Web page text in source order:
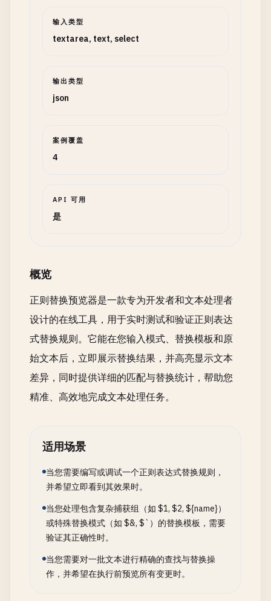
输入类型
textarea, text, select
输出类型
json
案例覆盖
4
API 可用
是
概览
正则替换预览器是一款专为开发者和文本处理者
设计的在线工具，用于实时测试和验证正则表达
式替换规则。它能在您输入模式、替换模板和原
始文本后，立即展示替换结果，并高亮显示文本
差异，同时提供详细的匹配与替换统计，帮助您
精准、高效地完成文本处理任务。
适用场景
当您需要编写或调试一个正则表达式替换规则，
并希望立即看到其效果时。
当您处理包含复杂捕获组（如 $1, $2, ${name}）
或特殊替换模式（如 $&, $`）的替换模板，需要
验证其正确性时。
当您需要对一批文本进行精确的查找与替换操
作，并希望在执行前预览所有变更时。